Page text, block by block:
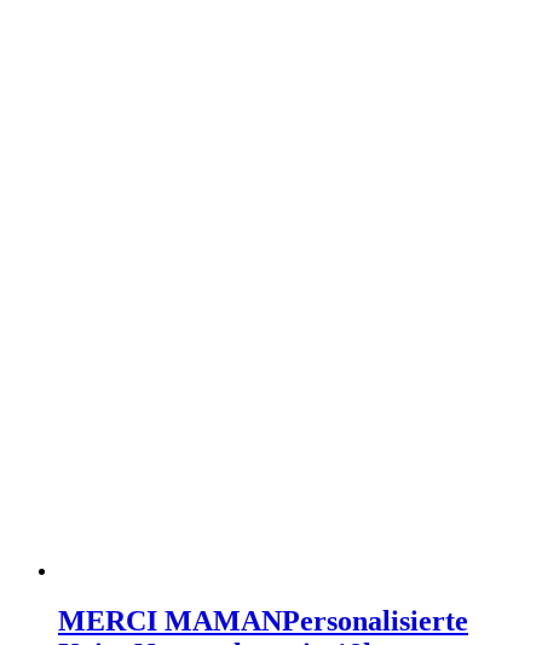
MERCI MAMANPersonalisierte